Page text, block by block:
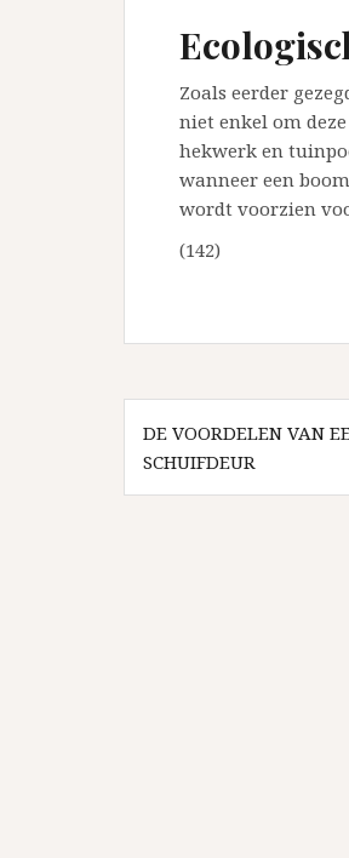
Zoals eerder
niet enkel om
hekwerk en
wanneer een
wordt voorzien
(142)
Bericht
navigatie
DE VOORDELEN VAN
SCHUIFDEUR